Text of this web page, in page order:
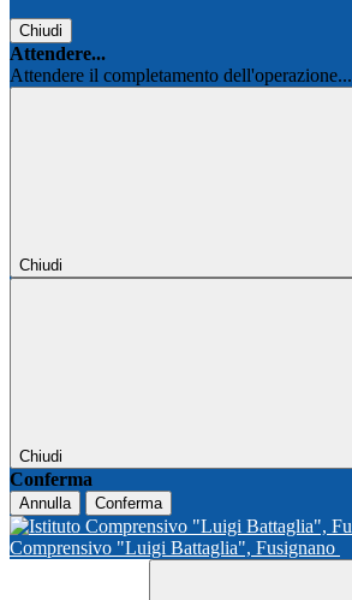
Chiudi
Attendere...
Attendere il completamento dell'operazione...
Chiudi
Chiudi
Conferma
Annulla Conferma
Comprensivo "Luigi Battaglia", Fusignano